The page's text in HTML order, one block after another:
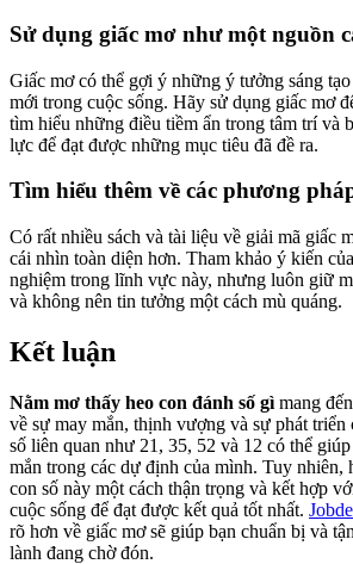
Sử dụng giấc mơ như một nguồn
Giấc mơ có thể gợi ý những ý tưởng sáng
mới trong cuộc sống. Hãy sử dụng giấc mơ
tìm hiểu những điều tiềm ẩn trong tâm trí và
lực để đạt được những mục tiêu đã đề ra.
Tìm hiểu thêm về các phương
Có rất nhiều sách và tài liệu về giải mã giấc
cái nhìn toàn diện hơn. Tham khảo ý kiến
nghiệm trong lĩnh vực này, nhưng luôn giữ
và không nên tin tưởng một cách mù quáng.
Kết luận
Nằm mơ thấy heo con đánh số gì mang
về sự may mắn, thịnh vượng và sự phát triển
số liên quan như 21, 35, 52 và 12 có thể
mắn trong các dự định của mình. Tuy nhiên,
con số này một cách thận trọng và kết hợp
cuộc sống để đạt được kết quả tốt nhất.
rõ hơn về giấc mơ sẽ giúp bạn chuẩn bị và
lành đang chờ đón.